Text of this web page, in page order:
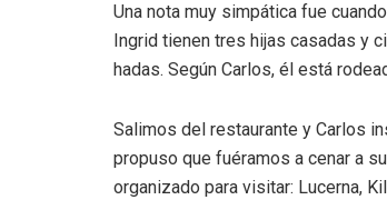
Una nota muy simpática fue
Ingrid tienen tres hijas casadas y
hadas. Según Carlos, él está
Salimos del restaurante y Carlos
propuso que fuéramos a cenar a
organizado para visitar: Lucerna,